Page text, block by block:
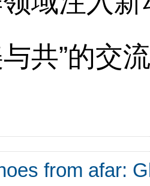
共”的交
from afar: